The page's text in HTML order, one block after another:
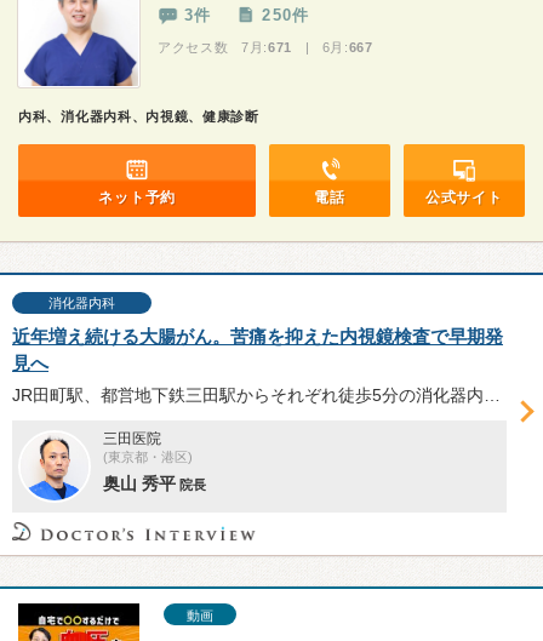
3件 250件
アクセス数 7月:671 | 6月:667
内科、消化器内科、内視鏡、健康診断
ネット予約 電話 公式サイト
消化器内科
近年増え続ける大腸がん。苦痛を抑えた内視鏡検査で早期発
見へ
三田医院
(東京都・港区)
奥山 秀平 院長
動画